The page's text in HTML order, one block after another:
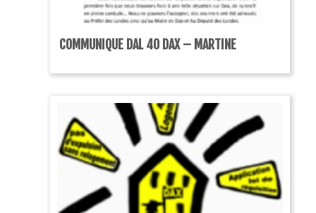
COMMUNIQUE DAL 40 DAX – MARTINE